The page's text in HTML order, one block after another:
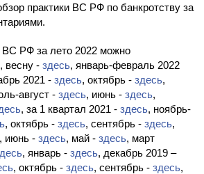
практики ВС РФ по банкротству за
ВС РФ за лето 2022 можно
, весну - здесь, январь-февраль 2022
2021 - здесь, октябрь - здесь,
август - здесь, июнь - здесь,
, за 1 квартал 2021 - здесь, ноябрь-
, октябрь - здесь, сентябрь - здесь,
, июнь - здесь, май - здесь, март
, январь - здесь, декабрь 2019 –
, октябрь - здесь, сентябрь - здесь,